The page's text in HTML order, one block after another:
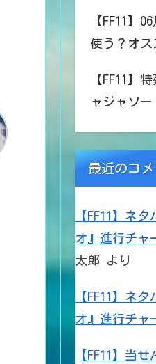
【FF11】
使う？オス
【FF11】
ャジャソ
最近のコメ
【FF11】ネ
オ』進行チャ
太郎 より
【FF11】ネ
オ』進行チャ
【FF11】当